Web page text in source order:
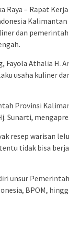
Raya – Rapat Kerja
Kalimantan
dan
Fayola Athalia H.
usaha kuliner
Provinsi
Sunarti,
resep warisan
tidak bisa
unsur
, BPOM,